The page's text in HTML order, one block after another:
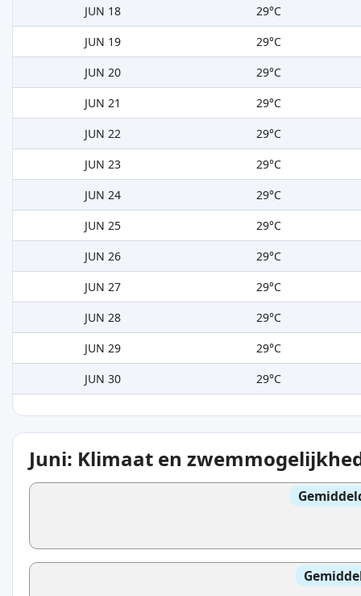
JUN 18
29°C
JUN 19
29°C
JUN 20
29°C
JUN 21
29°C
JUN 22
29°C
JUN 23
29°C
JUN 24
29°C
JUN 25
29°C
JUN 26
29°C
JUN 27
29°C
JUN 28
29°C
JUN 29
29°C
JUN 30
29°C
Juni: Klimaat en